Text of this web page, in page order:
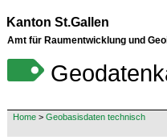
Kanton St.Gallen
Amt für Raumentwicklung und
Home > Geobasisdaten technisch